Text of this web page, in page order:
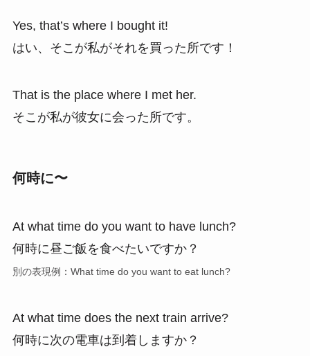
Yes, that’s where I bought it!
はい、そこが私がそれを買った所です！
That is the place where I met her.
そこが私が彼女に会った所です。
何時に〜
At what time do you want to have lunch?
何時に昼ご飯を食べたいですか？
別の表現例：What time do you want to eat lunch?
At what time does the next train arrive?
何時に次の電車は到着しますか？